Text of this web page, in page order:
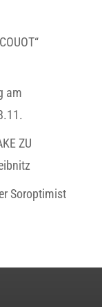
am
ZU
Soroptimist